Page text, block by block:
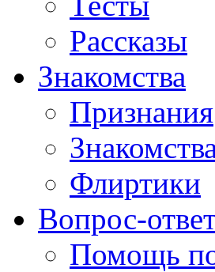
Рассказы
Знакомства
Признания
Флиртики
Вопрос-
Помощь